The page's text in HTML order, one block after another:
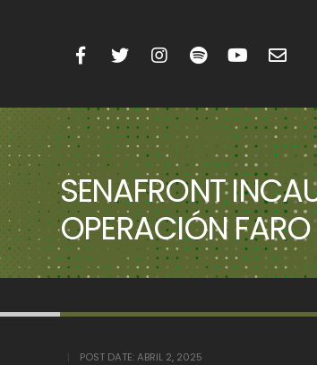
SENAFRONT
OPERACIÓN FARO
POST DATE:ABRIL 2, 2025